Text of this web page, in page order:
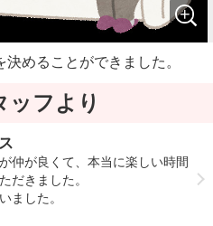
めることができました。
ッフより
ス
仲が良くて、本当に楽しい時間
だきました。
ました。